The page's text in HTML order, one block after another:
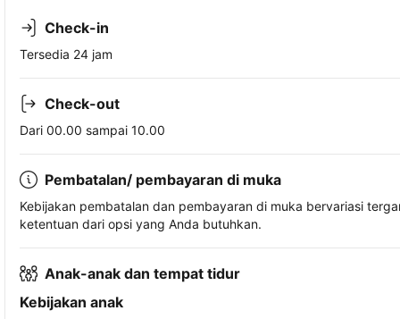
Check-in
Tersedia 24 jam
Check-out
Dari 00.00 sampai 10.00
Pembatalan/ pembayaran di muka
Kebijakan pembatalan dan pembayaran di muka bervariasi
ketentuan dari opsi yang Anda butuhkan.
Anak-anak dan tempat tidur
Kebijakan anak